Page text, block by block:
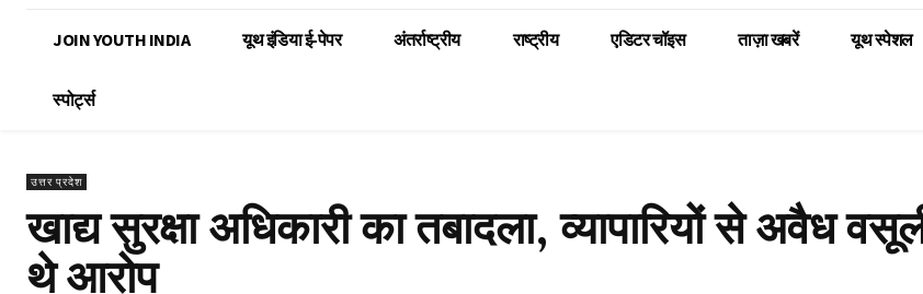
JOIN YOUTH INDIA यूथ इंडिया ई-पेपर अंतर्राष्ट्रीय राष्ट्रीय एडिटर चॉइस ताज़ा खबरें यूथ स्पेशल
स्पोर्ट्स
उत्तर प्रदेश
खाद्य सुरक्षा अधिकारी का तबादला, व्यापारियों से अवैध
थे आरोप